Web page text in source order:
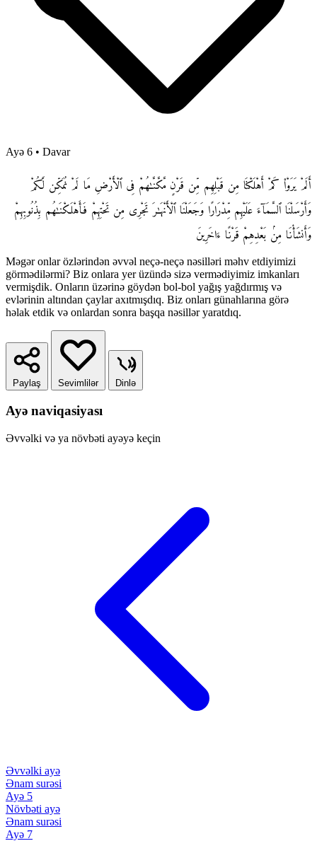
Ayə 6 • Davar
أَلَمْ يَرَوْا۟ كَمْ أَهْلَكْنَا مِن قَبْلِهِم مِّن قَرْنٍ مَّكَّنَّـٰهُمْ فِى ٱلْأَرْضِ مَا لَمْ نُمَكِّن لَّكُمْ
وَأَرْسَلْنَا ٱلسَّمَآءَ عَلَيْهِم مِّدْرَارًا وَجَعَلْنَا ٱلْأَنْهَـٰرَ تَجْرِى مِن تَحْتِهِمْ فَأَهْلَكْنَـٰهُم بِذُنُوبِهِمْ
وَأَنشَأْنَا مِنۢ بَعْدِهِمْ قَرْنًا ءَاخَرِينَ
Məgər onlar özlərindən əvvəl neçə-neçə nəsilləri məhv etdiyimizi
görmədilərmi? Biz onlara yer üzündə sizə vermədiyimiz imkanları
vermişdik. Onların üzərinə göydən bol-bol yağış yağdırmış və
evlərinin altından çaylar axıtmışdıq. Biz onları günahlarına görə
həlak etdik və onlardan sonra başqa nəsillər yaratdıq.
Paylaş Sevimlilər Dinlə
Ayə naviqasiyası
Əvvəlki və ya növbəti ayəyə keçin
Əvvəlki ayə
Ənam surəsi
Ayə 5
Növbəti ayə
Ənam surəsi
Ayə 7